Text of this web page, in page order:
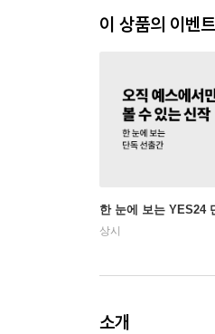
이 상품의 이벤트
한 눈에 보는 YES24
상시
소개